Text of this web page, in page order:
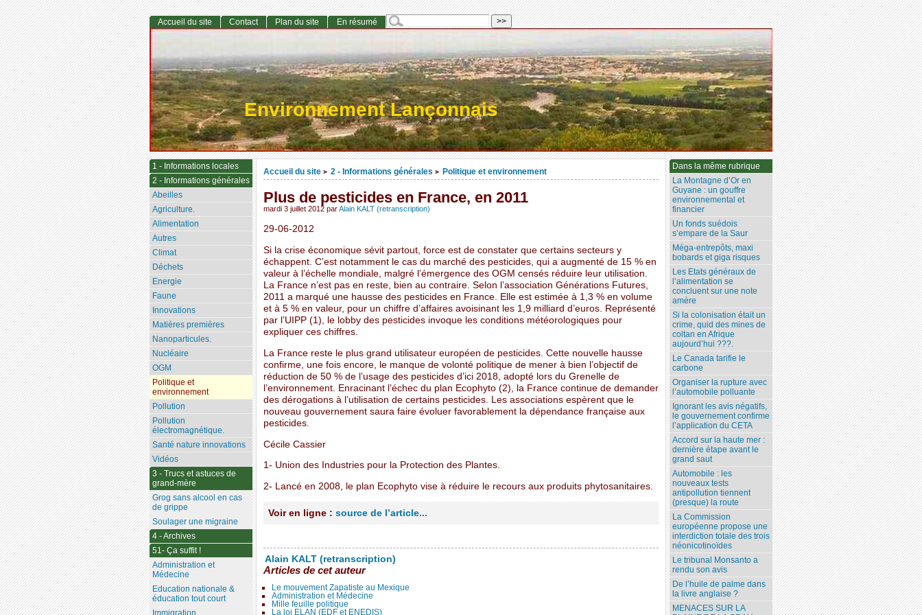
Environnement Lançonnais
Accueil du site > 2 - Informations générales > Politique et environnement
Plus de pesticides en France, en 2011
mardi 3 juillet 2012 parAlain KALT (retranscription)
29-06-2012
Si la crise économique sévit partout, force est de constater que certains secteurs y
échappent. C’est notamment le cas du marché des pesticides, qui a augmenté de 15 % en
valeur à l’échelle mondiale, malgré l’émergence des OGM censés réduire leur utilisation.
La France n’est pas en reste, bien au contraire. Selon l’association Générations Futures,
2011 a marqué une hausse des pesticides en France. Elle est estimée à 1,3 % en volume
et à 5 % en valeur, pour un chiffre d’affaires avoisinant les 1,9 milliard d’euros. Représenté
par l’UIPP (1), le lobby des pesticides invoque les conditions météorologiques pour
expliquer ces chiffres.
La France reste le plus grand utilisateur européen de pesticides. Cette nouvelle hausse
confirme, une fois encore, le manque de volonté politique de mener à bien l’objectif de
réduction de 50 % de l’usage des pesticides d’ici 2018, adopté lors du Grenelle de
l’environnement. Enracinant l’échec du plan Ecophyto (2), la France continue de demander
des dérogations à l’utilisation de certains pesticides. Les associations espèrent que le
nouveau gouvernement saura faire évoluer favorablement la dépendance française aux
pesticides.
Cécile Cassier
1- Union des Industries pour la Protection des Plantes.
2- Lancé en 2008, le plan Ecophyto vise à réduire le recours aux produits phytosanitaires.
Voir en ligne : source de l’article...
Alain KALT (retranscription)
Articles de cet auteur
Le mouvement Zapatiste au Mexique
Administration et Médecine
Mille feuille politique
La loi ELAN (EDF et ENEDIS)
Dans la même rubrique
La Montagne d’Or en
Guyane : un gouffre
environnemental et
financier
Un fonds suédois
s’empare de la Saur
Méga-entrepôts, maxi
bobards et giga risques
Les Etats généraux de
l’alimentation se
concluent sur une note
amère
Si la colonisation était un
crime, quid des mines de
coltan en Afrique
aujourd’hui ???.
Le Canada tarifie le
carbone
Organiser la rupture avec
l’automobile polluante
Ignorant les avis négatifs,
le gouvernement confirme
l’application du CETA
Accord sur la haute mer :
dernière étape avant le
grand saut
Automobile : les
nouveaux tests
antipollution tiennent
(presque) la route
La Commission
européenne propose une
interdiction totale des trois
néonicotinoïdes
Le tribunal Monsanto a
rendu son avis
De l’huile de palme dans
la livre anglaise ?
MENACES SUR LA
Accueil du site Contact Plan du site En résumé
1 - Informations locales
2 - Informations générales
Abeilles
Agriculture.
Alimentation
Autres
Climat
Déchets
Energie
Faune
Innovations
Matières premières
Nanoparticules.
Nucléaire
OGM
Politique et
environnement
Pollution
Pollution
électromagnétique.
Santé nature innovations
Vidéos
3 - Trucs et astuces de
grand-mère
Grog sans alcool en cas
de grippe
Soulager une migraine
4 - Archives
51- Ça suffit !
Administration et
Médecine
Education nationale &
éducation tout court